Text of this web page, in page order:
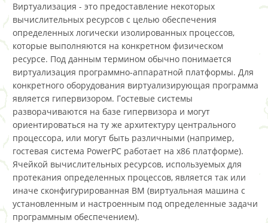
Виртуализация - это предоставление некоторых
вычислительных ресурсов с целью обеспечения
определенных логически изолированных процессов,
которые выполняются на конкретном физическом
ресурсе. Под данным термином обычно понимается
виртуализация программно-аппаратной платформы. Для
конкретного оборудования виртуализирующая программа
является гипервизором. Гостевые системы
разворачиваются на базе гипервизора и могут
ориентироваться на ту же архитектуру центрального
процессора, или могут быть различными (например,
гостевая система PowerPC работает на x86 платформе).
Ячейкой вычислительных ресурсов, используемых для
протекания определенных процессов, является так или
иначе сконфигурированная ВМ (виртуальная машина с
установленным и настроенным под определенные задачи
программным обеспечением).